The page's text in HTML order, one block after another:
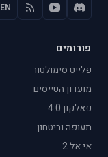
EN
פורומים
פלייט סימולטור
מועדון הטייסים
פאלקון 4.0
תעופה וביטחון
אי אל 2